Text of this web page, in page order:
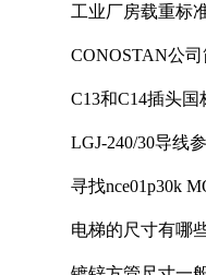
工业厂房载重标
CONOSTAN公司
C13和C14插头
LGJ-240/30导线
寻找nce01p30k
电梯的尺寸有哪